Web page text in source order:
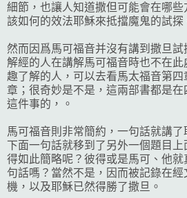
細節，也讓人知道撒但可能會在哪
該如何的效法耶穌來抵擋魔鬼的試探
然而因爲馬可福音并沒有講到撒旦
解經的人在講解馬可福音時也不在
趣了解的人，可以去看馬太福音第四
章；很奇妙是不是，這兩部書都是
這件事的，。
馬可福音則非常簡約，一句話就講
下面一句話就移到了另外一個題目
得如此簡略呢？ 彼得或是馬可、他
句話嗎？當然不是，因而被記錄在
機，以及耶穌已然得勝了撒旦。